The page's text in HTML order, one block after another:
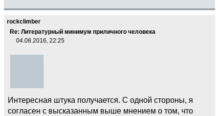
rockclimber
Re: Литературный минимум приличного человека
04.08.2016, 22:25
Интересная штука получается. С одной стороны, я
согласен с высказанным выше мнением о том, что